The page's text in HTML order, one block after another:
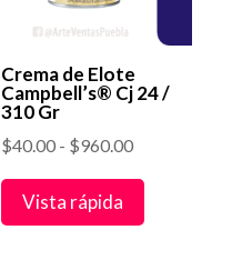
Crema de Elote
Campbell’s® Cj 24 /
310 Gr
$40.00 - $960.00Rango
desde
Vista rápida